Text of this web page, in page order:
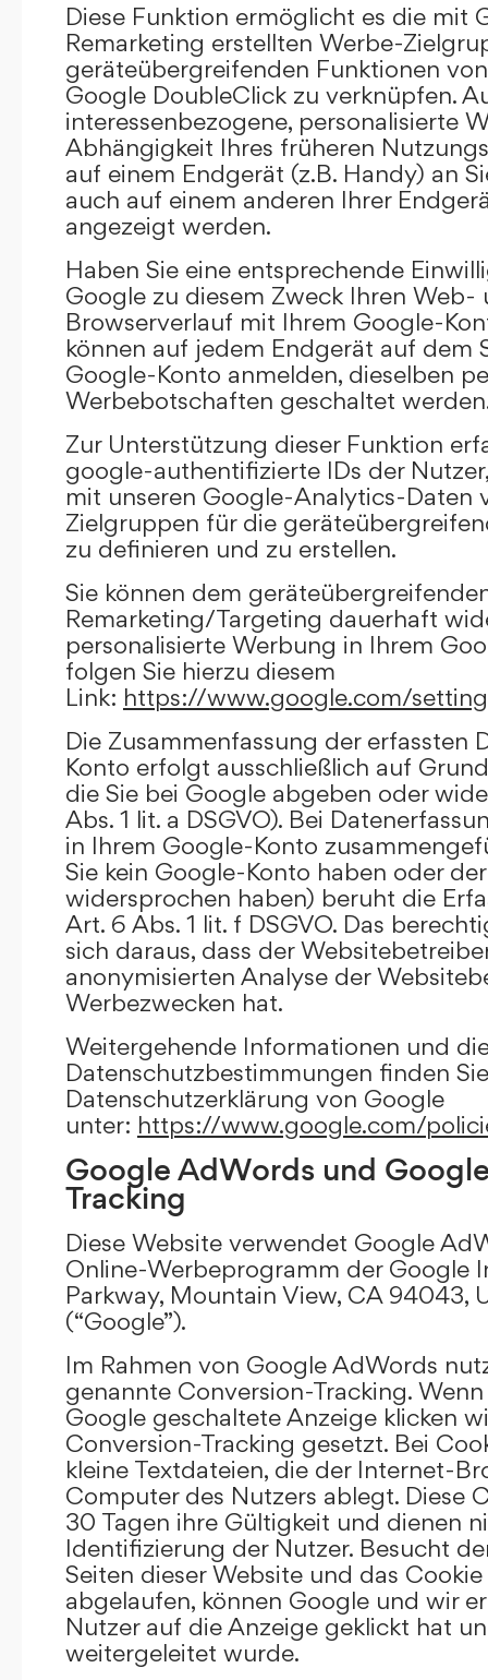
Diese Funktion ermöglicht es die mit
Remarketing erstellten Werbe-
geräteübergreifenden Funktionen
Google DoubleClick zu verknüpfen.
interessenbezogene, personalisierte
Abhängigkeit Ihres früheren
auf einem Endgerät (z.B. Handy) an
auch auf einem anderen Ihrer
angezeigt werden.
Haben Sie eine entsprechende
Google zu diesem Zweck Ihren
Browserverlauf mit Ihrem Google-
können auf jedem Endgerät auf dem
Google-Konto anmelden, dieselben
Werbebotschaften geschaltet
Zur Unterstützung dieser Funktion
google-authentifizierte IDs der
mit unseren Google-Analytics-Daten
Zielgruppen für die
zu definieren und zu erstellen.
Sie können dem
Remarketing/Targeting dauerhaft
personalisierte Werbung in Ihrem
folgen Sie hierzu diesem
Link: https://www.google.com/
Die Zusammenfassung der erfassten
Konto erfolgt ausschließlich auf
die Sie bei Google abgeben oder
Abs. 1 lit. a DSGVO). Bei
in Ihrem Google-Konto
Sie kein Google-Konto haben oder
widersprochen haben) beruht die
Art. 6 Abs. 1 lit. f DSGVO. Das
sich daraus, dass der
anonymisierten Analyse der
Werbezwecken hat.
Weitergehende Informationen und
Datenschutzbestimmungen finden
Datenschutzerklärung von Google
unter: https://www.google.com/
Google AdWords und
Tracking
Diese Website verwendet Google
Online-Werbeprogramm der Google
Parkway, Mountain View, CA 94043,
(“Google”).
Im Rahmen von Google AdWords
genannte Conversion-Tracking.
Google geschaltete Anzeige klicken
Conversion-Tracking gesetzt. Bei
kleine Textdateien, die der Internet-
Computer des Nutzers ablegt. Diese
30 Tagen ihre Gültigkeit und dienen
Identifizierung der Nutzer. Besucht
Seiten dieser Website und das
abgelaufen, können Google und wir
Nutzer auf die Anzeige geklickt hat
weitergeleitet wurde.